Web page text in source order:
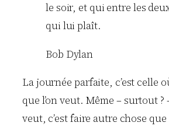
le soir, et qui entre les
qui lui plaît.
Bob Dylan
La journée parfaite, c’est celle
que l’on veut. Même – surtout ?
veut, c’est faire autre chose